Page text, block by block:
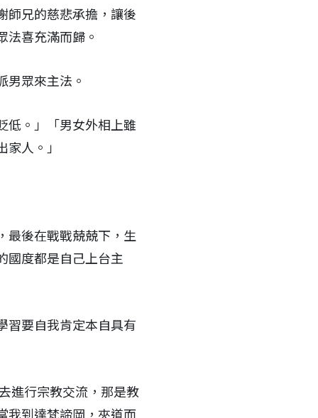
師兄的慈悲承擔，讓後
法喜充滿而歸。
男眾來主法。
低。」「男女外相上雖
人。」
最後在戰戰兢兢下，生
國度都是自己上台主
習要自我肯定本自具有
進行宗教交流，那是教
我到達梵諦岡，夾道而